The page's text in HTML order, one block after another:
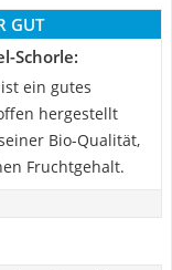
GUT
Schorle:
ein gutes
hergestellt
Bio-Qualität,
Fruchtgehalt.